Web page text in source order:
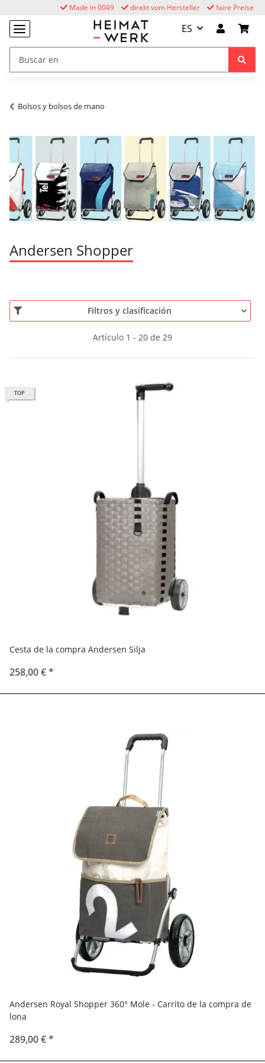
faire Preise
direkt vom Hersteller
Made in 0049
ES
Bolsos y bolsos de mano
Andersen Shopper
Filtros y clasificación
Artículo 1 - 20 de 29
TOP
Cesta de la compra Andersen Silja
258,00 €*
Andersen Royal Shopper 360° Mole - Carrito de la compra de
lona
289,00 €*